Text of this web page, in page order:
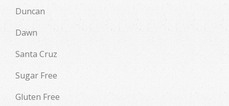
Duncan
Dawn
Santa Cruz
Sugar Free
Gluten Free